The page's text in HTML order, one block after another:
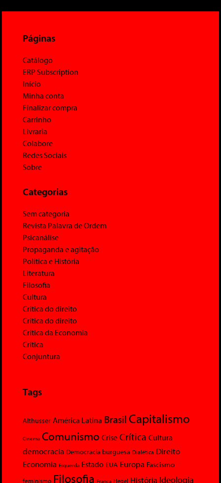
Páginas
Catálogo
ERP Subscription
Início
Minha conta
Finalizar compra
Carrinho
Livraria
Colabore
Redes Sociais
Sobre
Categorias
Sem categoria
Revista Palavra de Ordem
Psicanálise
Propaganda e agitação
Política e História
Literatura
Filosofia
Cultura
Crítica do direito
Crítica do direito
Crítica da Economia
Crítica
Conjuntura
Tags
Althusser América Latina Brasil Capitalismo
Cinema Comunismo Crise Crítica Cultura
democracia Democracia burguesa Dialética Direito
Economia Esquerda Estado EUA Europa Fascismo
feminismo Filosofia França Hegel História Ideologia